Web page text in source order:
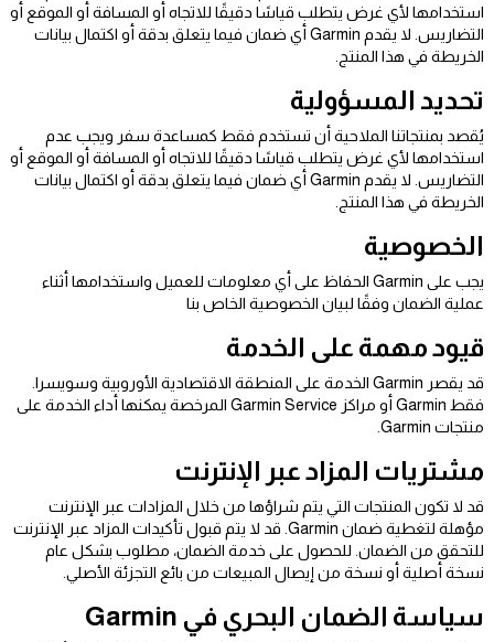
استخدامها لأي غرض يتطلب قياسًا دقيقًا للاتجاه أو المسافة أو الموقع أو
التضاريس. لا يقدم Garmin أي ضمان فيما يتعلق بدقة أو اكتمال بيانات
الخريطة في هذا المنتج.
تحديد المسؤولية
يُقصد بمنتجاتنا الملاحية أن تستخدم فقط كمساعدة سفر ويجب عدم
استخدامها لأي غرض يتطلب قياسًا دقيقًا للاتجاه أو المسافة أو الموقع أو
التضاريس. لا يقدم Garmin أي ضمان فيما يتعلق بدقة أو اكتمال بيانات
الخريطة في هذا المنتج.
الخصوصية
يجب على Garmin الحفاظ على أي معلومات للعميل واستخدامها أثناء
عملية الضمان وفقًا لبيان الخصوصية الخاص بنا
قيود مهمة على الخدمة
قد يقصر Garmin الخدمة على المنطقة الاقتصادية الأوروبية وسويسرا.
فقط Garmin أو مراكز Garmin Service المرخصة يمكنها أداء الخدمة على
منتجات Garmin.
مشتريات المزاد عبر الإنترنت
قد لا تكون المنتجات التي يتم شراؤها من خلال المزادات عبر الإنترنت
مؤهلة لتغطية ضمان Garmin. قد لا يتم قبول تأكيدات المزاد عبر الإنترنت
للتحقق من الضمان. للحصول على خدمة الضمان، مطلوب بشكل عام
نسخة أصلية أو نسخة من إيصال المبيعات من بائع التجزئة الأصلي.
سياسة الضمان البحري في Garmin